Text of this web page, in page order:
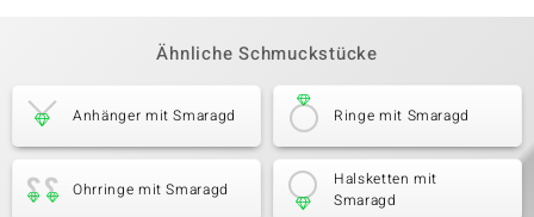
Ähnliche Schmuckstücke
Anhänger mit Smaragd Ringe mit Smaragd
Ohrringe mit Smaragd
Halsketten mit
Smaragd